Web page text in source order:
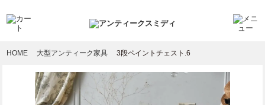
HOME 大型アンティーク家具 3段ペイントチェスト.6